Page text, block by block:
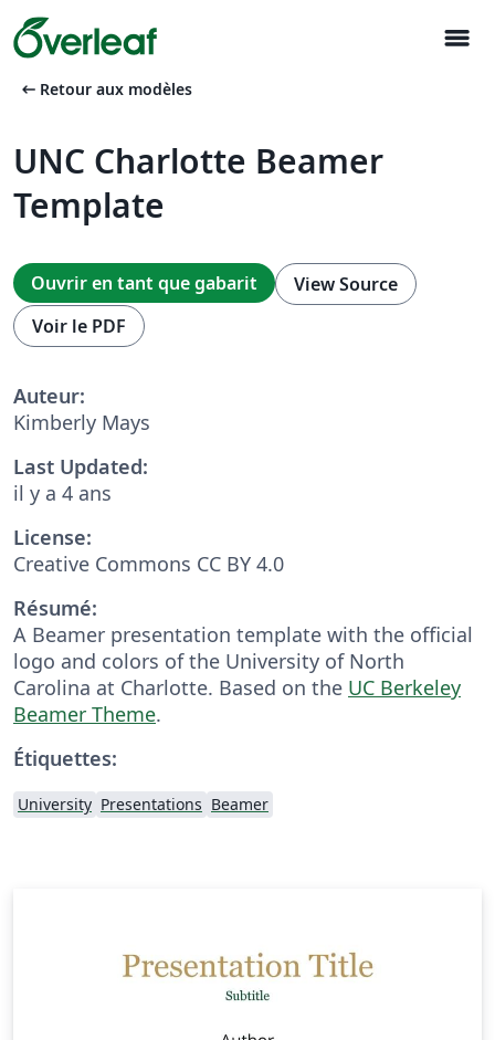
menu
arrow_left_alt Retour aux modèles
UNC Charlotte Beamer
Template
Ouvrir en tant que gabarit
View Source
Voir le PDF
Auteur:
Kimberly Mays
Last Updated:
il y a 4 ans
License:
Creative Commons CC BY 4.0
Résumé:
A Beamer presentation template with the official
logo and colors of the University of North
Carolina at Charlotte. Based on the UC Berkeley
Beamer Theme.
Étiquettes:
University Presentations Beamer